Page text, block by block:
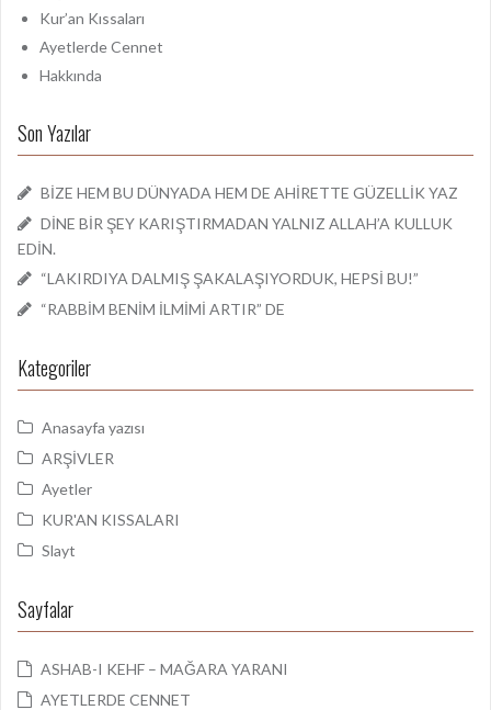
Kur’an Kıssaları
Ayetlerde Cennet
Hakkında
Son Yazılar
BİZE HEM BU DÜNYADA HEM DE AHİRETTE GÜZELLİK YAZ
DİNE BİR ŞEY KARIŞTIRMADAN YALNIZ ALLAH’A KULLUK
EDİN.
“LAKIRDIYA DALMIŞ ŞAKALAŞIYORDUK, HEPSİ BU!”
“RABBİM BENİM İLMİMİ ARTIR” DE
Kategoriler
Anasayfa yazısı
ARŞİVLER
Ayetler
KUR'AN KISSALARI
Slayt
Sayfalar
ASHAB-I KEHF – MAĞARA YARANI
AYETLERDE CENNET